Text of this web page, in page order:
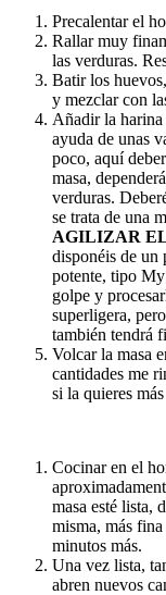
Precalentar el
Rallar muy
las verduras.
Batir los
y mezclar con
Añadir la harina
ayuda de unas
poco, aquí
masa,
verduras.
se trata de una
AGILIZAR EL
disponéis de un
potente, tipo
golpe y
superligera,
también tendrá
Volcar la masa
cantidades me
si la quieres
Cocinar en el
masa esté lista,
misma, más
minutos más.
Una vez lista,
abren nuevos